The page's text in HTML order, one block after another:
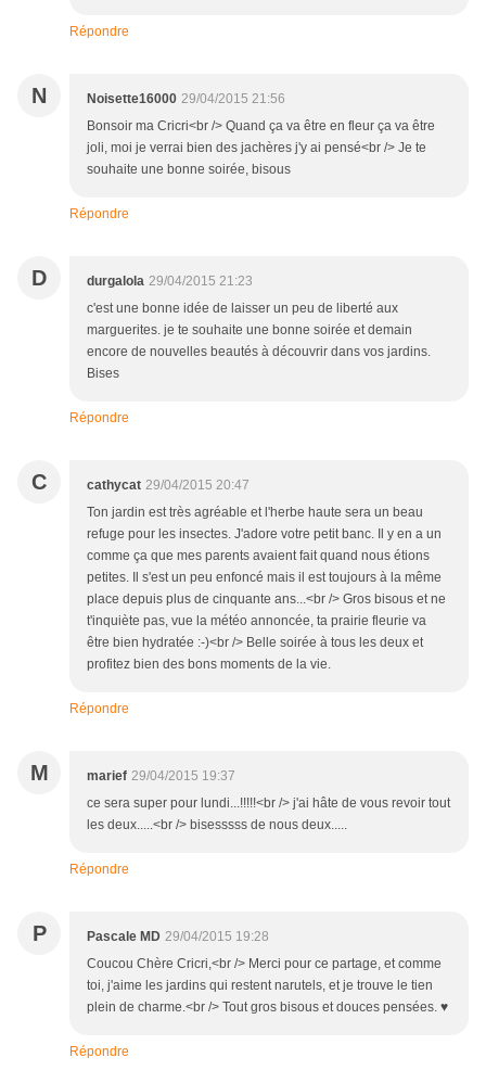
Répondre
N Noisette16000 29/04/2015 21:56
Bonsoir ma Cricri<br /> Quand ça va être en fleur ça va être
joli, moi je verrai bien des jachères j'y ai pensé<br /> Je te
souhaite une bonne soirée, bisous
Répondre
D durgalola 29/04/2015 21:23
c'est une bonne idée de laisser un peu de liberté aux
marguerites. je te souhaite une bonne soirée et demain
encore de nouvelles beautés à découvrir dans vos jardins.
Bises
Répondre
C cathycat 29/04/2015 20:47
Ton jardin est très agréable et l'herbe haute sera un beau
refuge pour les insectes. J'adore votre petit banc. Il y en a un
comme ça que mes parents avaient fait quand nous étions
petites. Il s'est un peu enfoncé mais il est toujours à la même
place depuis plus de cinquante ans...<br /> Gros bisous et ne
t'inquiète pas, vue la météo annoncée, ta prairie fleurie va
être bien hydratée :-)<br /> Belle soirée à tous les deux et
profitez bien des bons moments de la vie.
Répondre
M marief 29/04/2015 19:37
ce sera super pour lundi...!!!!!<br /> j'ai hâte de vous revoir tout
les deux.....<br /> bisesssss de nous deux.....
Répondre
P Pascale MD 29/04/2015 19:28
Coucou Chère Cricri,<br /> Merci pour ce partage, et comme
toi, j'aime les jardins qui restent narutels, et je trouve le tien
plein de charme.<br /> Tout gros bisous et douces pensées. ♥
Répondre